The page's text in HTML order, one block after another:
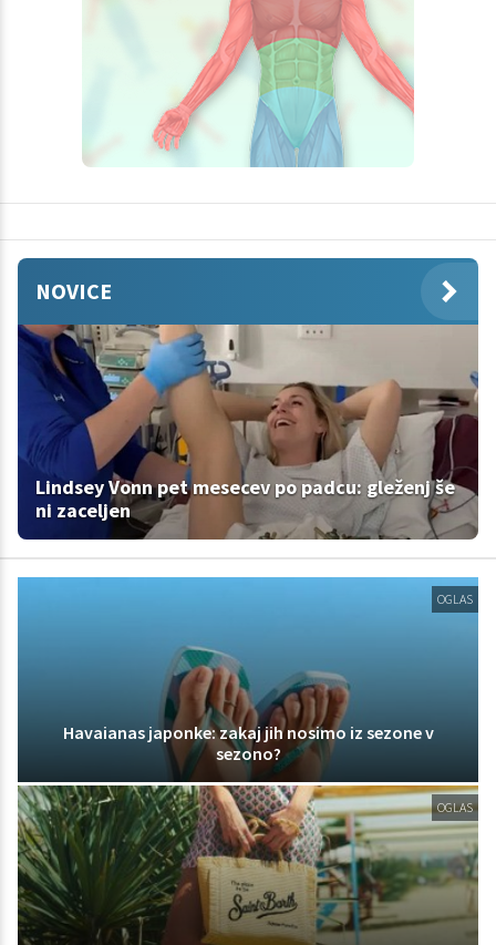
NOVICE
Lindsey Vonn pet mesecev po padcu: gleženj še
ni zaceljen
OGLAS
Havaianas japonke: zakaj jih nosimo iz sezone v
sezono?
OGLAS